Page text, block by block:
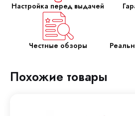
Настройка перед выдачей
Честные обзоры
Похожие товары